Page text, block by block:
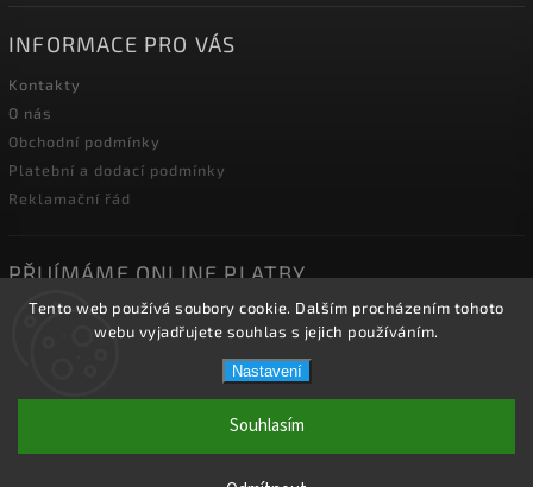
Tento web používá soubory cookie. Dalším procházením tohoto
webu vyjadřujete souhlas s jejich používáním.
Nastavení
Souhlasím
INFORMACE PRO VÁS
Kontakty
O nás
Obchodní podmínky
Platební a dodací podmínky
Reklamační řád
PŘIJÍMÁME ONLINE PLATBY